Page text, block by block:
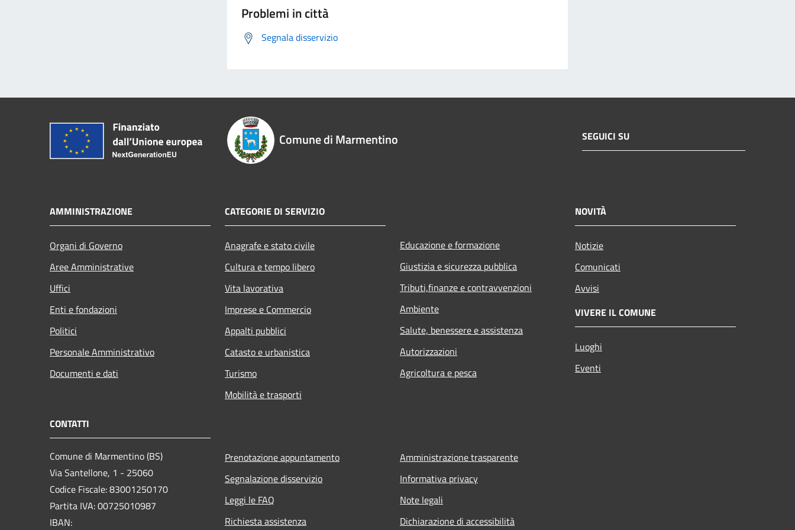
Problemi in città
Segnala disservizio
Comune di Marmentino SEGUICI SU
AMMINISTRAZIONE
Organi di Governo
Aree Amministrative
Uffici
Enti e fondazioni
Politici
Personale Amministrativo
Documenti e dati
CATEGORIE DI SERVIZIO
Anagrafe e stato civile
Cultura e tempo libero
Vita lavorativa
Imprese e Commercio
Appalti pubblici
Catasto e urbanistica
Turismo
Mobilità e trasporti
Educazione e formazione
Giustizia e sicurezza pubblica
Tributi,finanze e contravvenzioni
Ambiente
Salute, benessere e assistenza
Autorizzazioni
Agricoltura e pesca
NOVITÀ
Notizie
Comunicati
Avvisi
VIVERE IL COMUNE
Luoghi
Eventi
CONTATTI
Comune di Marmentino (BS)
Via Santellone, 1 - 25060
Codice Fiscale: 83001250170
Partita IVA: 00725010987
IBAN:
Prenotazione appuntamento
Segnalazione disservizio
Leggi le FAQ
Richiesta assistenza
Amministrazione trasparente
Informativa privacy
Note legali
Dichiarazione di accessibilità